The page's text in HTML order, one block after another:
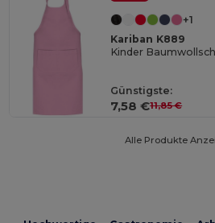
+1
Kariban K889
Günstigste:
7,58 €11,85 €
Alle Produkte